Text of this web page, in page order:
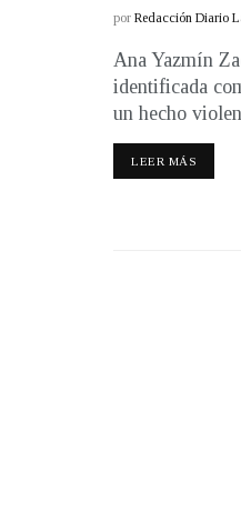
por Redacción Diario
Ana Yazmín
identificada
un hecho
LEER MÁS